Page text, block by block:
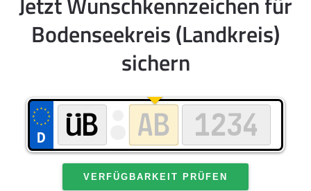
Bodenseekreis (Landkreis)
sichern
VERFÜGBARKEIT PRÜFEN